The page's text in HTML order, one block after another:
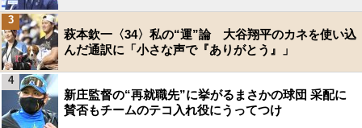
萩本欽一〈34〉私の“運”論 大谷翔平のカネを使い込
んだ通訳に「小さな声で『ありがとう』」
3
新庄監督の“再就職先”に挙がるまさかの球団 采配に
賛否もチームのテコ入れ役にうってつけ
4